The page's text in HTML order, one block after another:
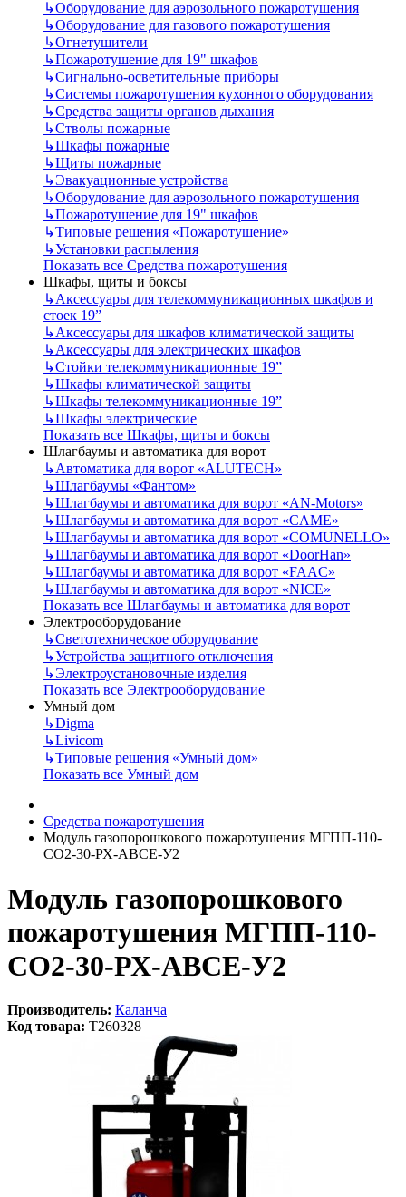
↳Оборудование для аэрозольного пожаротушения
↳Оборудование для газового пожаротушения
↳Огнетушители
↳Пожаротушение для 19" шкафов
↳Сигнально-осветительные приборы
↳Системы пожаротушения кухонного оборудования
↳Средства защиты органов дыхания
↳Стволы пожарные
↳Шкафы пожарные
↳Щиты пожарные
↳Эвакуационные устройства
↳Оборудование для аэрозольного пожаротушения
↳Пожаротушение для 19" шкафов
↳Типовые решения «Пожаротушение»
↳Установки распыления
Показать все Средства пожаротушения
Шкафы, щиты и боксы
↳Аксессуары для телекоммуникационных шкафов и
стоек 19”
↳Аксессуары для шкафов климатической защиты
↳Аксессуары для электрических шкафов
↳Стойки телекоммуникационные 19”
↳Шкафы климатической защиты
↳Шкафы телекоммуникационные 19”
↳Шкафы электрические
Показать все Шкафы, щиты и боксы
Шлагбаумы и автоматика для ворот
↳Автоматика для ворот «ALUTECH»
↳Шлагбаумы «Фантом»
↳Шлагбаумы и автоматика для ворот «AN-Motors»
↳Шлагбаумы и автоматика для ворот «CAME»
↳Шлагбаумы и автоматика для ворот «COMUNELLO»
↳Шлагбаумы и автоматика для ворот «DoorHan»
↳Шлагбаумы и автоматика для ворот «FAAC»
↳Шлагбаумы и автоматика для ворот «NICE»
Показать все Шлагбаумы и автоматика для ворот
Электрооборудование
↳Светотехническое оборудование
↳Устройства защитного отключения
↳Электроустановочные изделия
Показать все Электрооборудование
Умный дом
↳Digma
↳Livicom
↳Типовые решения «Умный дом»
Показать все Умный дом
Средства пожаротушения
Модуль газопорошкового пожаротушения МГПП-110-
СО2-30-РХ-АВСЕ-У2
Модуль газопорошкового
пожаротушения МГПП-110-
СО2-30-РХ-АВСЕ-У2
Производитель: Каланча
Код товара: T260328